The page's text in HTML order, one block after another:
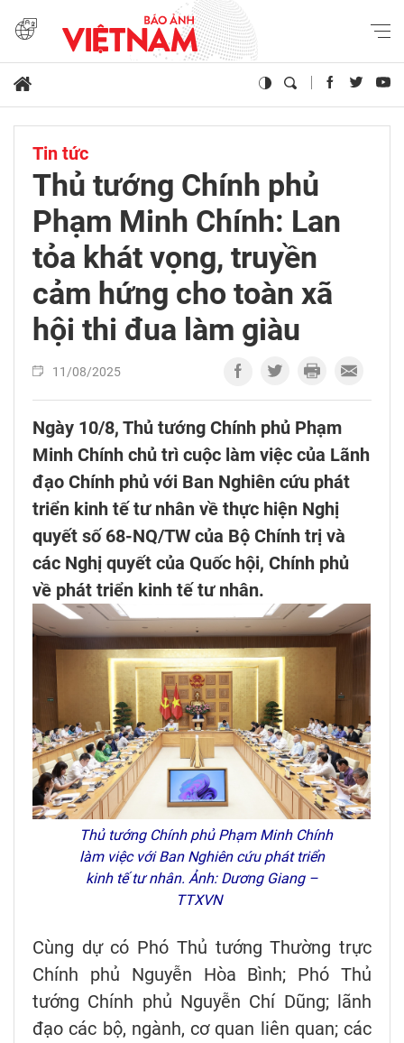
Tin tức
Thủ tướng Chính phủ
Phạm Minh Chính: Lan
tỏa khát vọng, truyền
cảm hứng cho toàn xã
hội thi đua làm giàu
11/08/2025
Ngày 10/8, Thủ tướng Chính phủ Phạm
Minh Chính chủ trì cuộc làm việc của Lãnh
đạo Chính phủ với Ban Nghiên cứu phát
triển kinh tế tư nhân về thực hiện Nghị
quyết số 68-NQ/TW của Bộ Chính trị và
các Nghị quyết của Quốc hội, Chính phủ
về phát triển kinh tế tư nhân.
Thủ tướng Chính phủ Phạm Minh Chính
làm việc với Ban Nghiên cứu phát triển
kinh tế tư nhân. Ảnh: Dương Giang –
TTXVN
Cùng dự có Phó Thủ tướng Thường trực
Chính phủ Nguyễn Hòa Bình; Phó Thủ
tướng Chính phủ Nguyễn Chí Dũng; lãnh
đạo các bộ, ngành, cơ quan liên quan; các